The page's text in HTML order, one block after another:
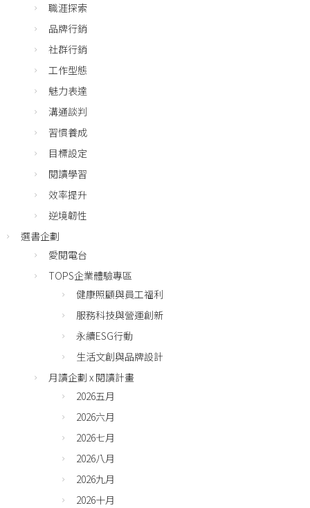
職涯探索
品牌行銷
社群行銷
工作型態
魅力表達
溝通談判
習慣養成
目標設定
閱讀學習
效率提升
逆境韌性
選書企劃
愛閱電台
TOPS企業體驗專區
健康照顧與員工福利
服務科技與營運創新
永續ESG行動
生活文創與品牌設計
月讀企劃 x 閱讀計畫
2026五月
2026六月
2026七月
2026八月
2026九月
2026十月